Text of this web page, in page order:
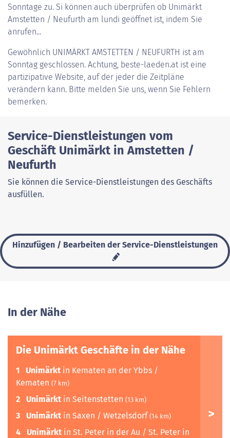
Sonntage zu. Si können auch überprüfen ob Unimärkt
Amstetten / Neufurth am lundi geöffnet ist, indem Sie
anrufen...
Gewöhnlich UNIMÄRKT AMSTETTEN / NEUFURTH ist am
Sonntag geschlossen. Achtung, beste-laeden.at ist eine
partizipative Website, auf der jeder die Zeitpläne
verändern kann. Bitte melden Sie uns, wenn Sie Fehlern
bemerken.
Service-Dienstleistungen vom
Geschäft Unimärkt in Amstetten /
Neufurth
Sie können die Service-Dienstleistungen des Geschäfts
ausfüllen.
Hinzufügen / Bearbeiten der Service-Dienstleistungen
In der Nähe
Die Unimärkt Geschäfte in der Nähe
1 Unimärkt in Kematen an der Ybbs /
Kematen (7 km)
2 Unimärkt in Seitenstetten (13 km)
3 Unimärkt in Saxen / Wetzelsdorf (14 km)
4 Unimärkt in St. Peter in der Au / St. Peter in